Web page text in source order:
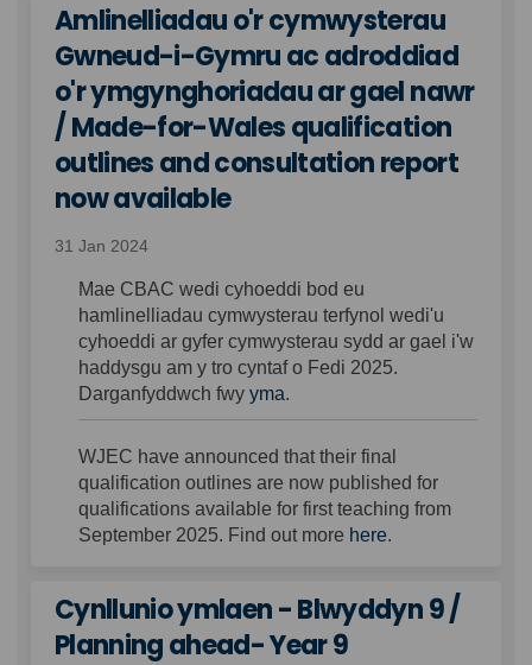
Amlinelliadau o'r cymwysterau
Gwneud-i-Gymru ac adroddiad
o'r ymgynghoriadau ar gael nawr
/ Made-for-Wales qualification
outlines and consultation report
now available
31 Jan 2024
Mae CBAC wedi cyhoeddi bod eu
hamlinelliadau cymwysterau terfynol wedi'u
cyhoeddi ar gyfer cymwysterau sydd ar gael i'w
haddysgu am y tro cyntaf o Fedi 2025.
Darganfyddwch fwy yma.
WJEC have announced that their final
qualification outlines are now published for
qualifications available for first teaching from
September 2025. Find out more here(External link)
.
Cynllunio ymlaen - Blwyddyn 9 /
Planning ahead- Year 9